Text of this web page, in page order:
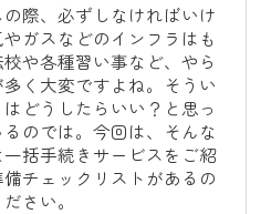
際、必ずしなければいけ
ガスなどのインフラはも
や各種習い事など、やら
く大変ですよね。そうい
どうしたらいい？と思っ
のでは。今回は、そんな
括手続きサービスをご紹
チェックリストがあるの
さい。